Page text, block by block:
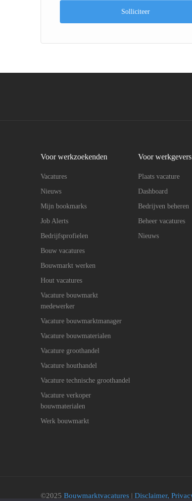
Solliciteer
Voor werkzoekenden
Vacatures
Nieuws
Mijn bookmarks
Job Alerts
Bedrijfsprofielen
Bouw vacatures
Bouwmarkt werken
Hout vacatures
Vacature bouwmarkt
medewerker
Vacature bouwmarktmanager
Vacature bouwmaterialen
Vacature groothandel
Vacature houthandel
Vacature technische groothandel
Vacature verkoper
bouwmaterialen
Werk bouwmarkt
Voor werkgevers
Plaats vacature
Dashboard
Bedrijven beheren
Beheer vacatures
Nieuws
©2025 Bouwmarktvacatures | Disclaimer,